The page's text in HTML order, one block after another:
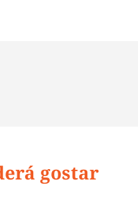
gostar